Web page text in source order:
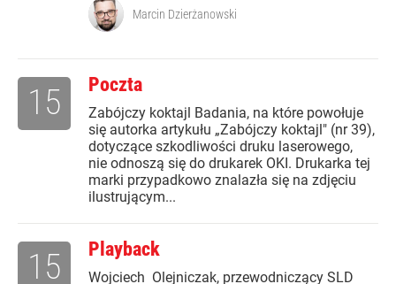
Marcin Dzierżanowski
Poczta
Zabójczy koktajl Badania, na które powołuje
się autorka artykułu „Zabójczy koktajl" (nr 39),
dotyczące szkodliwości druku laserowego,
nie odnoszą się do drukarek OKI. Drukarka tej
marki przypadkowo znalazła się na zdjęciu
ilustrującym...
15
Playback
Wojciech Olejniczak, przewodniczący SLD
15